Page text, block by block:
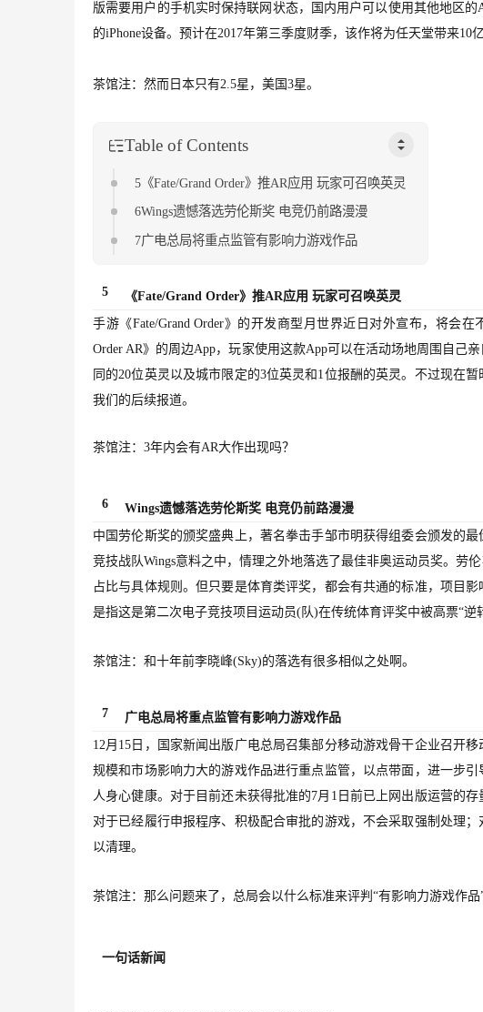
版需要用户的手机实时保持联网状态，国内用户可以使用其他地区
的iPhone设备。预计在2017年第三季度财季，该作将为任天堂带来10
茶馆注：然而日本只有2.5星，美国3星。
Table of Contents
5《Fate/Grand Order》推AR应用 玩家可召唤英灵
6Wings遗憾落选劳伦斯奖 电竞仍前路漫漫
7广电总局将重点监管有影响力游戏作品
5
《Fate/Grand Order》推AR应用 玩家可召唤英灵
手游《Fate/Grand Order》的开发商型月世界近日对外宣布，将会
Order AR》的周边App，玩家使用这款App可以在活动场地周围自己
同的20位英灵以及城市限定的3位英灵和1位报酬的英灵。不过现在
我们的后续报道。
茶馆注：3年内会有AR大作出现吗？
6
Wings遗憾落选劳伦斯奖 电竞仍前路漫漫
中国劳伦斯奖的颁奖盛典上，著名拳击手邹市明获得组委会颁发的
竞技战队Wings意料之中，情理之外地落选了最佳非奥运动员奖。劳
占比与具体规则。但只要是体育类评奖，都会有共通的标准，项目
是指这是第二次电子竞技项目运动员(队)在传统体育评奖中被高票“逆
茶馆注：和十年前李晓峰(Sky)的落选有很多相似之处啊。
7
广电总局将重点监管有影响力游戏作品
12月15日，国家新闻出版广电总局召集部分移动游戏骨干企业召开
规模和市场影响力大的游戏作品进行重点监管，以点带面，进一步
人身心健康。对于目前还未获得批准的7月1日前已上网出版运营的
对于已经履行申报程序、积极配合审批的游戏，不会采取强制处理
以清理。
茶馆注：那么问题来了，总局会以什么标准来评判“有影响力游戏作品”
一句话新闻